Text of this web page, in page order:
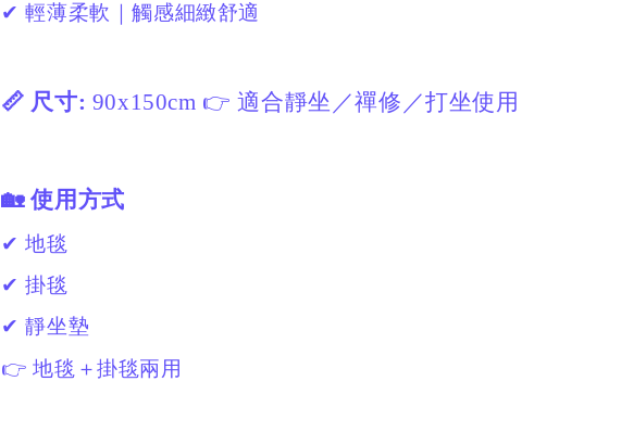
✔ 輕薄柔軟｜觸感細緻舒適
📏 尺寸: 90x150cm 👉 適合靜坐／禪修／打坐使用
🏡 使用方式
✔ 地毯
✔ 掛毯
✔ 靜坐墊
👉 地毯＋掛毯兩用